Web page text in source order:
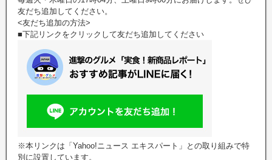
友だち追加してください。
<友だち追加の方法>
■下記リンクをクリックして友だち追加してください
※本リンクは「Yahoo!ニュース エキスパート」との取り組みで特
別に設置しています。